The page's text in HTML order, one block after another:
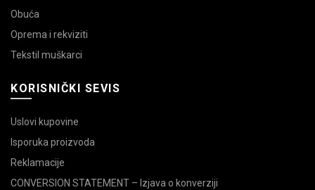
Obuća
Oprema i rekviziti
Tekstil muškarci
KORISNIČKI SEVIS
Uslovi kupovine
Isporuka proizvoda
Reklamacije
CONVERSION STATEMENT – Izjava o konverziji